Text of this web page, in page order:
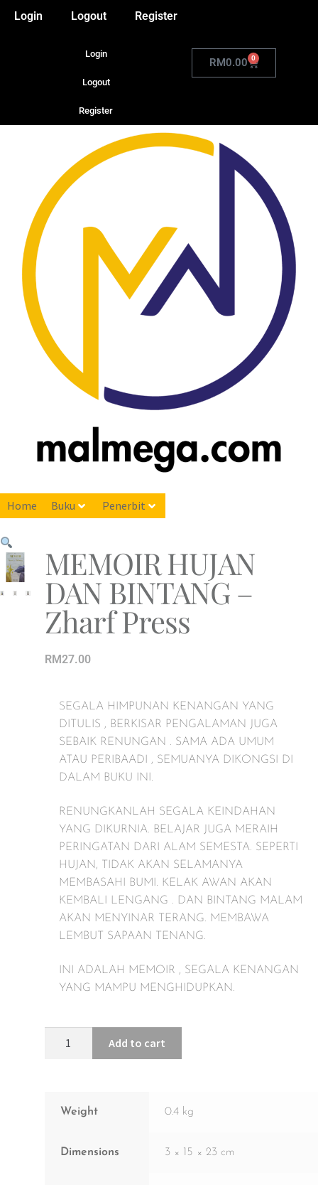
Login Logout Register
Login
Logout
Register
RM0.00 0
Home Buku Penerbit
MEMOIR HUJAN
DAN BINTANG –
Zharf Press
RM27.00
SEGALA HIMPUNAN KENANGAN YANG
DITULIS , BERKISAR PENGALAMAN JUGA
SEBAIK RENUNGAN . SAMA ADA UMUM
ATAU PERIBAADI , SEMUANYA DIKONGSI DI
DALAM BUKU INI.
RENUNGKANLAH SEGALA KEINDAHAN
YANG DIKURNIA. BELAJAR JUGA MERAIH
PERINGATAN DARI ALAM SEMESTA. SEPERTI
HUJAN, TIDAK AKAN SELAMANYA
MEMBASAHI BUMI. KELAK AWAN AKAN
KEMBALI LENGANG . DAN BINTANG MALAM
AKAN MENYINAR TERANG. MEMBAWA
LEMBUT SAPAAN TENANG.
INI ADALAH MEMOIR , SEGALA KENANGAN
YANG MAMPU MENGHIDUPKAN.
Add to cart
Weight 0.4 kg
Dimensions 3 × 15 × 23 cm